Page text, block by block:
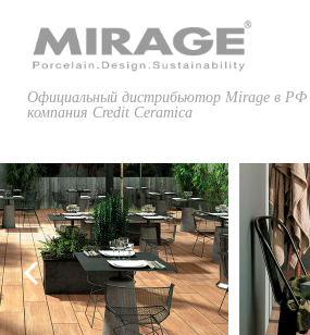
Официальный дистрибьютор Mirage в РФ
компания Credit Ceramica